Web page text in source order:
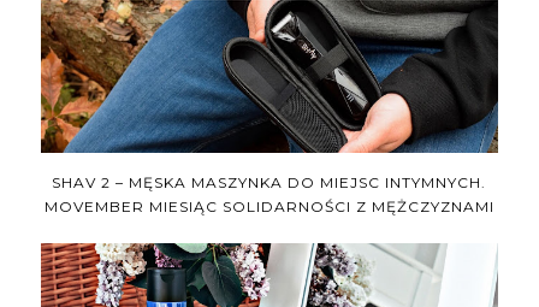
SHAV 2 – MĘSKA MASZYNKA DO MIEJSC INTYMNYCH.
MOVEMBER MIESIĄC SOLIDARNOŚCI Z MĘŻCZYZNAMI